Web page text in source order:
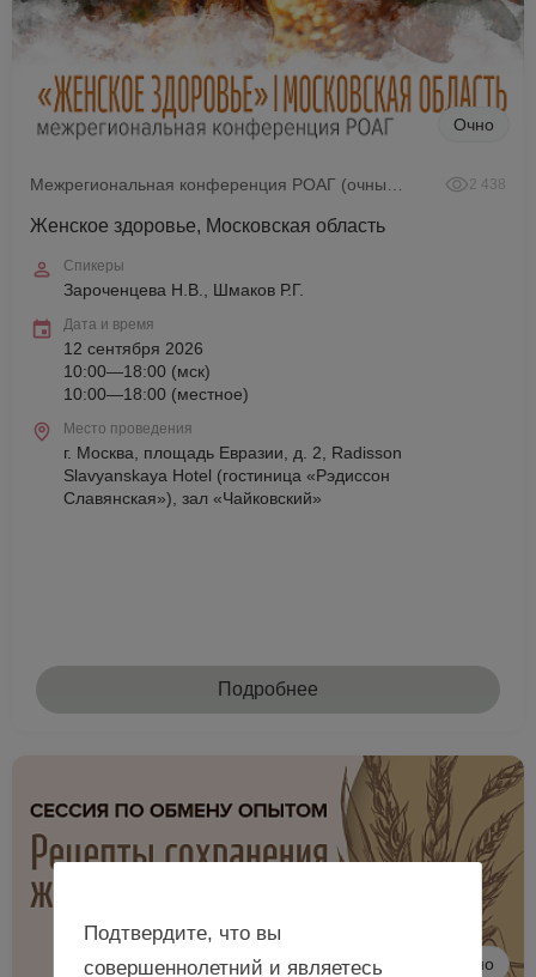
Очно
2 438
Женское здоровье, Московская область
Спикеры
Зароченцева Н.В., Шмаков Р.Г.
Дата и время
12 сентября 2026
10:00—18:00 (мск)
10:00—18:00 (местное)
Место проведения
г. Москва, площадь Евразии, д. 2, Radisson
Slavyanskaya Hotel (гостиница «Рэдиссон
Славянская»), зал «Чайковский»
Подробнее
Очно
Подтвердите, что вы
совершеннолетний и являетесь